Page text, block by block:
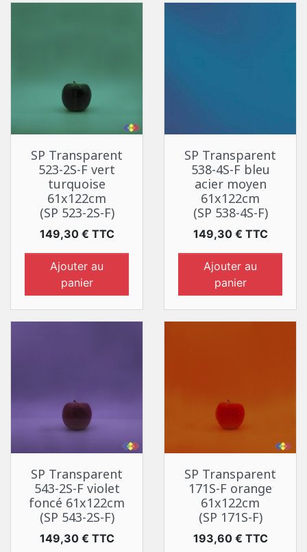
SP Transparent
523-2S-F vert
turquoise
61x122cm
(SP 523-2S-F)
Prix
149,30 € TTC
Ajouter au
panier
SP Transparent
538-4S-F bleu
acier moyen
61x122cm
(SP 538-4S-F)
Prix
149,30 € TTC
Ajouter au
panier
SP Transparent
543-2S-F violet
foncé 61x122cm
(SP 543-2S-F)
Prix
149,30 € TTC
SP Transparent
171S-F orange
61x122cm
(SP 171S-F)
Prix
193,60 € TTC